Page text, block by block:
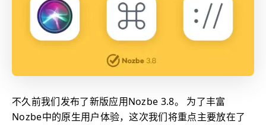
不久前我们发布了新版应用Nozbe 3.8。 为了丰富
Nozbe中的原生用户体验，这次我们将重点主要放在了